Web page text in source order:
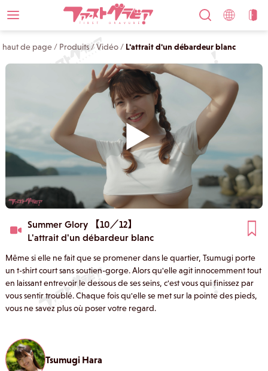
haut de page / Produits/Vidéo / L'attrait d'un débardeur blanc
Summer Glory 【10／12】
L'attrait d'un débardeur blanc
Même si elle ne fait que se promener dans le quartier, Tsumugi porte
un t-shirt court sans soutien-gorge. Alors qu'elle agit innocemment tout
en laissant entrevoir le dessous de ses seins, c'est vous qui finissez par
vous sentir troublé. Chaque fois qu'elle se met sur la pointe des pieds,
vous ne savez plus où poser votre regard.
Tsumugi Hara